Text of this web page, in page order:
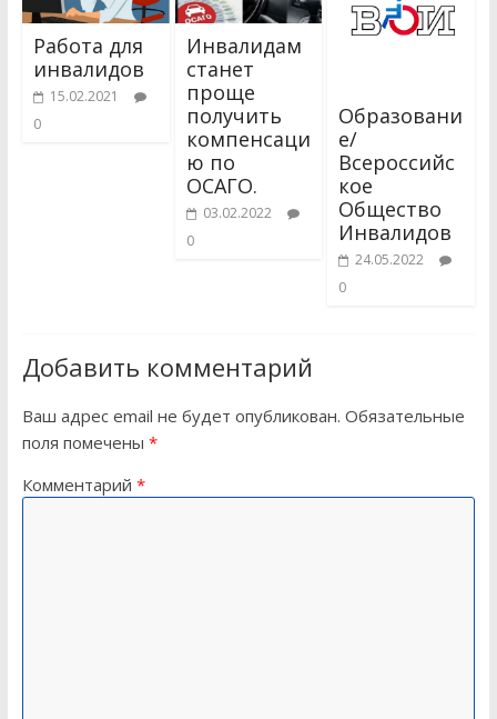
Работа для
инвалидов
15.02.2021
0
Инвалидам
станет
проще
получить
компенсаци
ю по
ОСАГО.
03.02.2022
0
Образовани
е/
Всероссийс
кое
Общество
Инвалидов
24.05.2022
0
Добавить комментарий
Ваш адрес email не будет опубликован. Обязательные
поля помечены *
Комментарий *